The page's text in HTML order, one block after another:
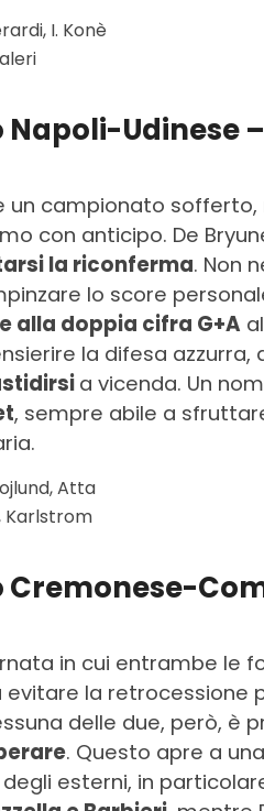
I. Konè
Udinese
un campionato
con anticipo. De
la riconferma. Non
lo score
alla doppia cifra G+A
la difesa azzurra,
a vicenda. Un
, sempre abile a
Atta
Karlstrom
in cui entrambe le
la retrocessione
delle due, però, è
. Questo apre a
esterni, in